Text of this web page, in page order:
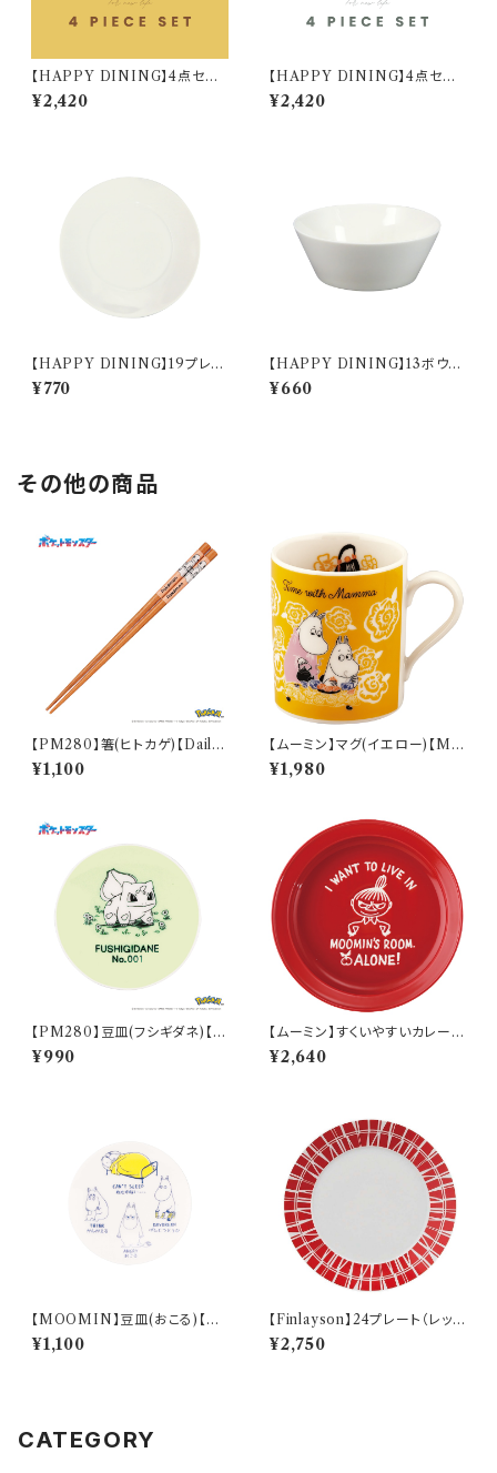
【HAPPY DINING】4点セット
(イエロー)【YMK120】 YMK1
22-6
¥2,420
【HAPPY DINING】4点セット
(ホワイト)【YMK120】 YMK12
1-6
¥2,420
【HAPPY DINING】19プレー
ト(ホワイト)【YMK120】 YMK
121-330
¥770
【HAPPY DINING】13ボウル
(ホワイト)【YMK120】 YMK12
1-358
¥660
その他の商品
【PM280】箸(ヒトカゲ)【Daily
Sketch】PM282-840
¥1,100
【ムーミン】マグ(イエロー)【M
M9500】MM9501-11
¥1,980
【PM280】豆皿(フシギダネ)【D
aily Sketch】PM281-333
¥990
【ムーミン】すくいやすいカレー皿
（リトルミィ）【MM9000】MM
9002-320
¥2,640
【MOOMIN】豆皿(おこる)【M
M14000】MM14003-333
¥1,100
【Finlayson】24プレート（レッ
ド）【コロナ】
¥2,750
CATEGORY